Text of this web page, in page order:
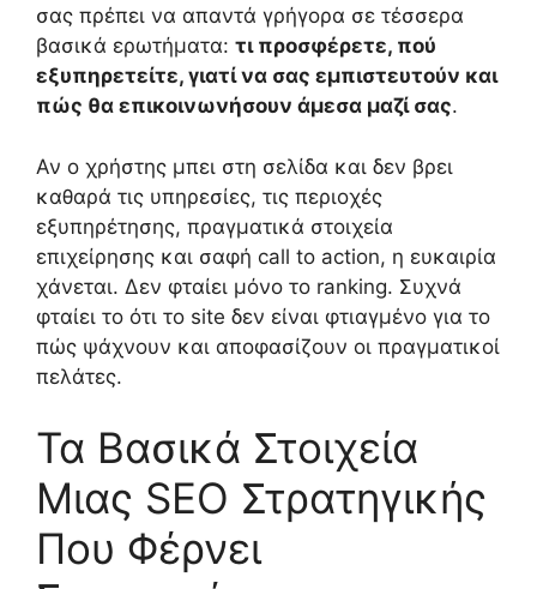
σας πρέπει να απαντά γρήγορα σε τέσσερα
βασικά ερωτήματα: τι προσφέρετε, πού
εξυπηρετείτε, γιατί να σας εμπιστευτούν και
πώς θα επικοινωνήσουν άμεσα μαζί σας.
Αν ο χρήστης μπει στη σελίδα και δεν βρει
καθαρά τις υπηρεσίες, τις περιοχές
εξυπηρέτησης, πραγματικά στοιχεία
επιχείρησης και σαφή call to action, η ευκαιρία
χάνεται. Δεν φταίει μόνο το ranking. Συχνά
φταίει το ότι το site δεν είναι φτιαγμένο για το
πώς ψάχνουν και αποφασίζουν οι πραγματικοί
πελάτες.
Τα Βασικά Στοιχεία
Μιας SEO Στρατηγικής
Που Φέρνει